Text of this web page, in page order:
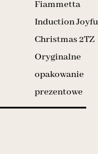
Fiammetta
Induction
Christmas 2TZ
Oryginalne
opakowanie
prezentowe